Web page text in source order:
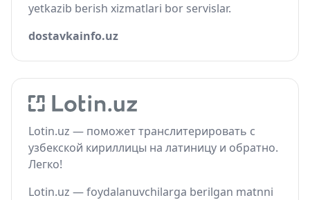
yetkazib berish xizmatlari bor servislar.
dostavkainfo.uz
Lotin.uz — поможет транслитерировать с
узбекской кириллицы на латиницу и обратно.
Легко!
Lotin.uz — foydalanuvchilarga berilgan matnni